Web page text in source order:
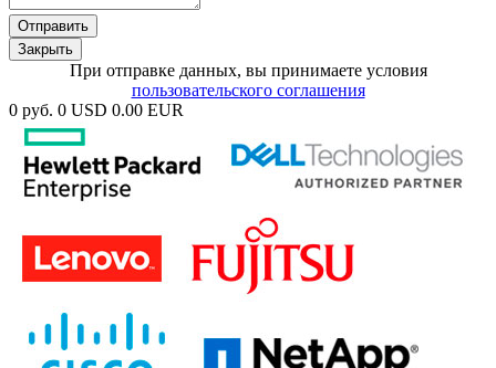
Отправить
Закрыть
При отправке данных, вы принимаете условия
пользовательского соглашения
0 руб. 0 USD 0.00 EUR